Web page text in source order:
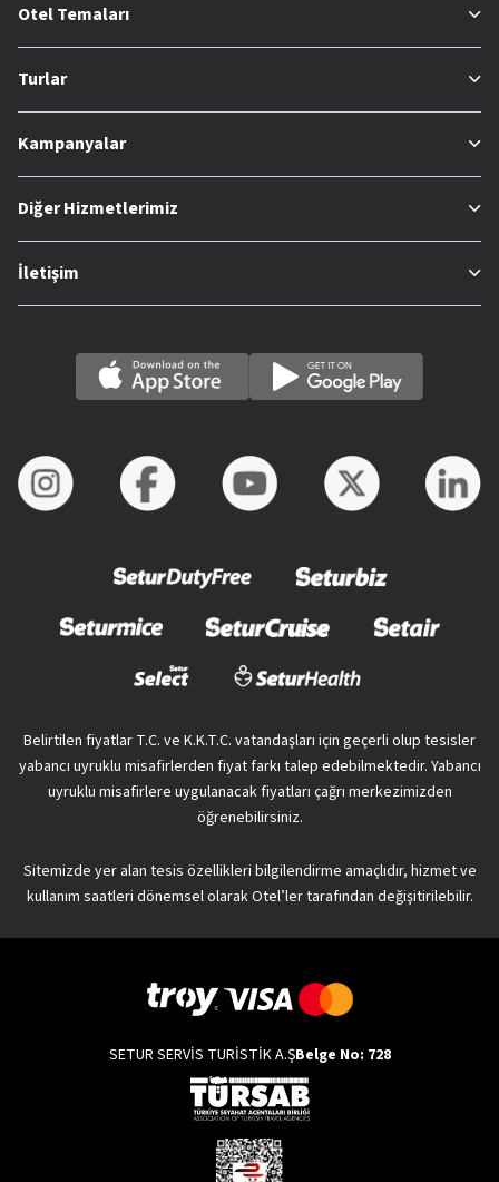
Otel Temaları
Turlar
Kampanyalar
Diğer Hizmetlerimiz
İletişim
Belirtilen fiyatlar T.C. ve K.K.T.C. vatandaşları için geçerli olup tesisler
yabancı uyruklu misafirlerden fiyat farkı talep edebilmektedir. Yabancı
uyruklu misafirlere uygulanacak fiyatları çağrı merkezimizden
öğrenebilirsiniz.
Sitemizde yer alan tesis özellikleri bilgilendirme amaçlıdır, hizmet ve
kullanım saatleri dönemsel olarak Otel’ler tarafından değişitirilebilir.
SETUR SERVİS TURİSTİK A.ŞBelge No: 728